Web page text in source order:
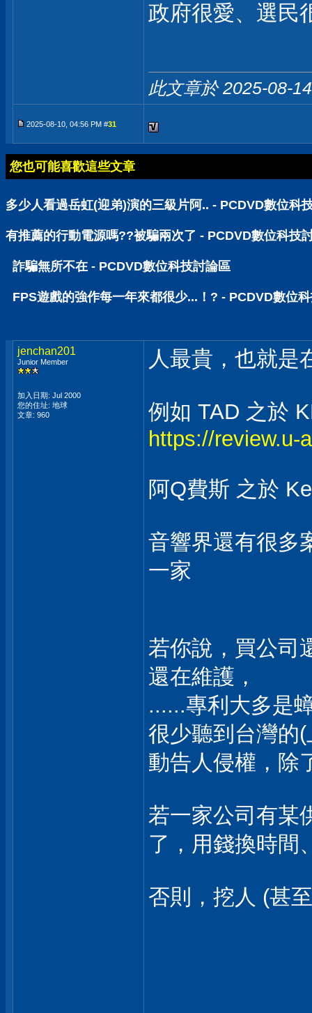
政府很愛、選民
此文章於 2025-08-
2025-08-10, 04:56 PM #31
您也可能喜歡這些文章
多少人看過岳虹(迎弟)演的三級片阿.. - PCDVD數位科
有推薦的行動電源嗎??被騙兩次了 - PCDVD數位科技
詐騙無所不在 - PCDVD數位科技討論區
FPS遊戲的強作每一年來都很少...！? - PCDVD數位
jenchan201
Junior Member
加入日期: Jul 2000
您的住址: 地球
文章: 960
人最貴，也就是
例如 TAD 之於
https://review.u-
阿Q費斯 之於
音響界還有很多
一家
若你說，買公司
還在維護，
......專利大多是
很少聽到台灣的
動告人侵權，除
若一家公司有某
了，用錢換時間
否則，挖人 (甚